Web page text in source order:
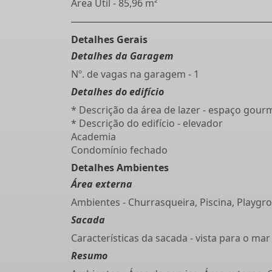
Área Útil - 85,96 m²
Detalhes Gerais
Detalhes da Garagem
Nº. de vagas na garagem - 1
Detalhes do edifício
* Descrição da área de lazer - espaço
* Descrição do edifício - elevador
Academia
Condomínio fechado
Detalhes Ambientes
Área externa
Ambientes - Churrasqueira, Piscina,
Sacada
Características da sacada - vista para o mar
Resumo